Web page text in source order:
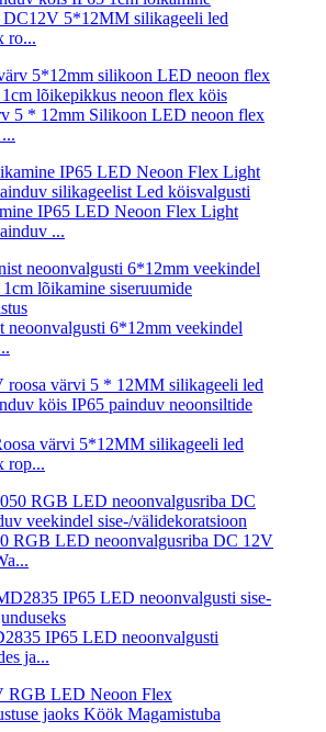
DC12V 5*12MM silikageeli led
ro...
5 * 12mm Silikoon LED neoon flex
IP65 LED Neoon Flex Light
...
neoonvalgusti 6*12mm veekindel
värvi 5*12MM silikageeli led
rop...
RGB LED neoonvalgusriba DC 12V
IP65 LED neoonvalgusti
ja...